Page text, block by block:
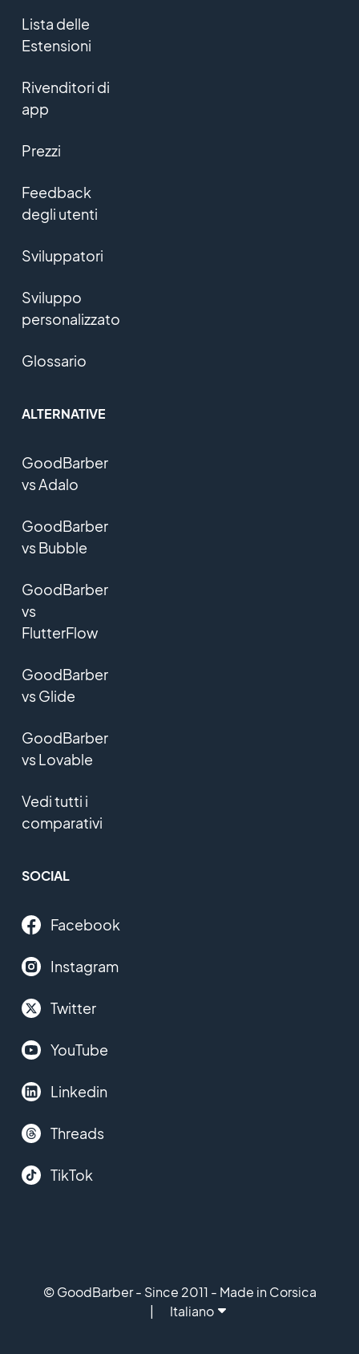
Lista delle
Estensioni
Rivenditori di
app
Prezzi
Feedback
degli utenti
Sviluppatori
Sviluppo
personalizzato
Glossario
ALTERNATIVE
GoodBarber
vs Adalo
GoodBarber
vs Bubble
GoodBarber
vs
FlutterFlow
GoodBarber
vs Glide
GoodBarber
vs Lovable
Vedi tutti i
comparativi
SOCIAL
Facebook
Instagram
Twitter
YouTube
Linkedin
Threads
TikTok
© GoodBarber - Since 2011 - Made in Corsica
Italiano